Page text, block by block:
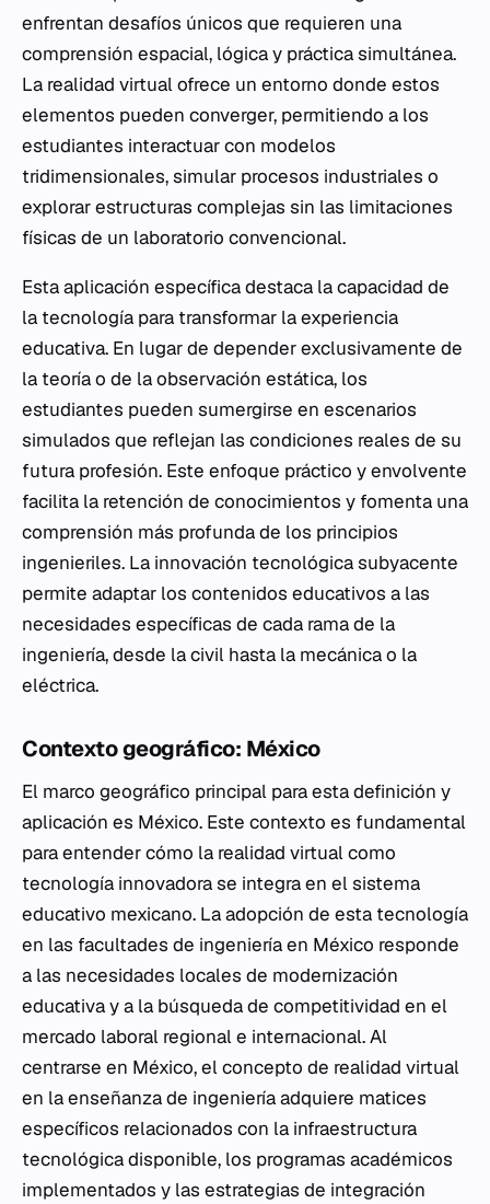
enfrentan desafíos únicos que requieren una
comprensión espacial, lógica y práctica simultánea.
La realidad virtual ofrece un entorno donde estos
elementos pueden converger, permitiendo a los
estudiantes interactuar con modelos
tridimensionales, simular procesos industriales o
explorar estructuras complejas sin las limitaciones
físicas de un laboratorio convencional.
Esta aplicación específica destaca la capacidad de
la tecnología para transformar la experiencia
educativa. En lugar de depender exclusivamente de
la teoría o de la observación estática, los
estudiantes pueden sumergirse en escenarios
simulados que reflejan las condiciones reales de su
futura profesión. Este enfoque práctico y envolvente
facilita la retención de conocimientos y fomenta una
comprensión más profunda de los principios
ingenieriles. La innovación tecnológica subyacente
permite adaptar los contenidos educativos a las
necesidades específicas de cada rama de la
ingeniería, desde la civil hasta la mecánica o la
eléctrica.
Contexto geográfico: México
El marco geográfico principal para esta definición y
aplicación es México. Este contexto es fundamental
para entender cómo la realidad virtual como
tecnología innovadora se integra en el sistema
educativo mexicano. La adopción de esta tecnología
en las facultades de ingeniería en México responde
a las necesidades locales de modernización
educativa y a la búsqueda de competitividad en el
mercado laboral regional e internacional. Al
centrarse en México, el concepto de realidad virtual
en la enseñanza de ingeniería adquiere matices
específicos relacionados con la infraestructura
tecnológica disponible, los programas académicos
implementados y las estrategias de integración